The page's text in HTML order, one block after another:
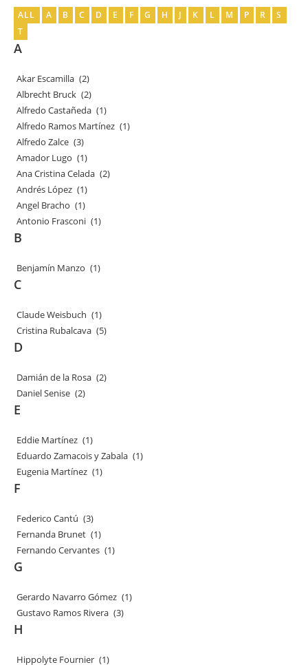
ALL A B C D E F G H J K L M P R
S
T
A
Akar Escamilla (2)
Albrecht Bruck (2)
Alfredo Castañeda (1)
Alfredo Ramos Martínez (1)
Alfredo Zalce (3)
Amador Lugo (1)
Ana Cristina Celada (2)
Andrés López (1)
Angel Bracho (1)
Antonio Frasconi (1)
B
Benjamín Manzo (1)
C
Claude Weisbuch (1)
Cristina Rubalcava (5)
D
Damián de la Rosa (2)
Daniel Senise (2)
E
Eddie Martínez (1)
Eduardo Zamacois y Zabala (1)
Eugenia Martínez (1)
F
Federico Cantú (3)
Fernanda Brunet (1)
Fernando Cervantes (1)
G
Gerardo Navarro Gómez (1)
Gustavo Ramos Rivera (3)
H
Hippolyte Fournier (1)